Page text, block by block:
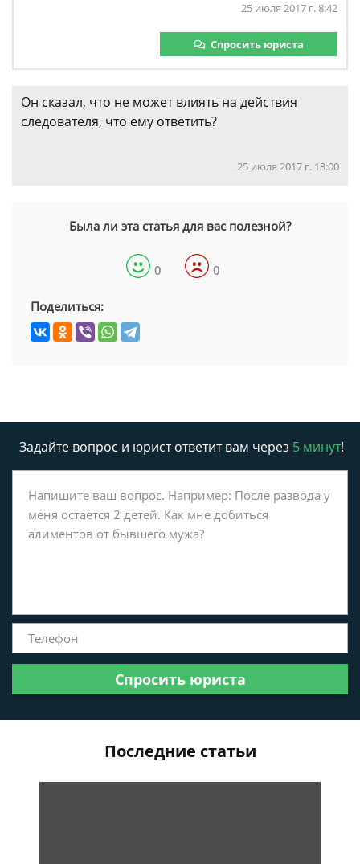
25 июля 2017 г. 8:42
Спросить юриста
Он сказал, что не может влиять на действия
следователя, что ему ответить?
25 июля 2017 г. 13:00
Была ли эта статья для вас полезной?
0 0
Поделиться:
Задайте вопрос и юрист ответит вам через 5 минут!
Спросить юриста
Последние статьи